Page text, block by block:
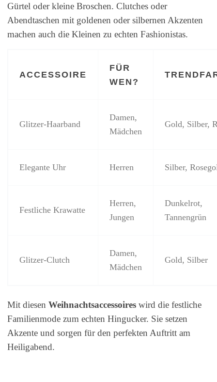
Gürtel oder kleine Broschen. Clutches oder
Abendtaschen mit goldenen oder silbernen Akzenten
machen auch die Kleinen zu echten Fashionistas.
ACCESSOIRE
FÜR
WEN?
Glitzer-Haarband
Damen,
Mädchen
Gold, Silber,
Elegante Uhr Herren Silber,
Festliche Krawatte
Herren,
Jungen
Dunkelrot,
Tannengrün
Glitzer-Clutch
Damen,
Mädchen
Gold, Silber
Mit diesen Weihnachtsaccessoires wird die festliche
Familienmode zum echten Hingucker. Sie setzen
Akzente und sorgen für den perfekten Auftritt am
Heiligabend.